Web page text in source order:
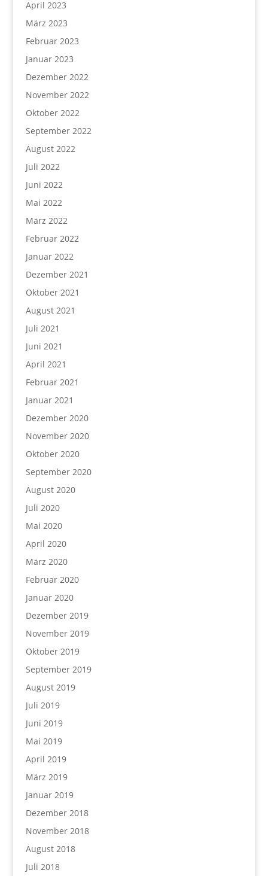
April 2023
März 2023
Februar 2023
Januar 2023
Dezember 2022
November 2022
Oktober 2022
September 2022
August 2022
Juli 2022
Juni 2022
Mai 2022
März 2022
Februar 2022
Januar 2022
Dezember 2021
Oktober 2021
August 2021
Juli 2021
Juni 2021
April 2021
Februar 2021
Januar 2021
Dezember 2020
November 2020
Oktober 2020
September 2020
August 2020
Juli 2020
Mai 2020
April 2020
März 2020
Februar 2020
Januar 2020
Dezember 2019
November 2019
Oktober 2019
September 2019
August 2019
Juli 2019
Juni 2019
Mai 2019
April 2019
März 2019
Januar 2019
Dezember 2018
November 2018
August 2018
Juli 2018